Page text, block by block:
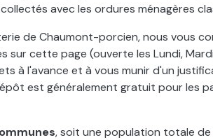
avec les ordures ménagères
de Chaumont-porcien, nous vous
sur cette page (ouverte les Lundi,
à l'avance et à vous munir d'un
est généralement gratuit pour les
, soit une population totale de